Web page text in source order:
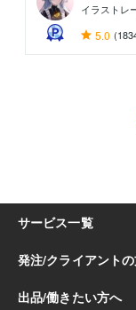
イラストレ
5.0